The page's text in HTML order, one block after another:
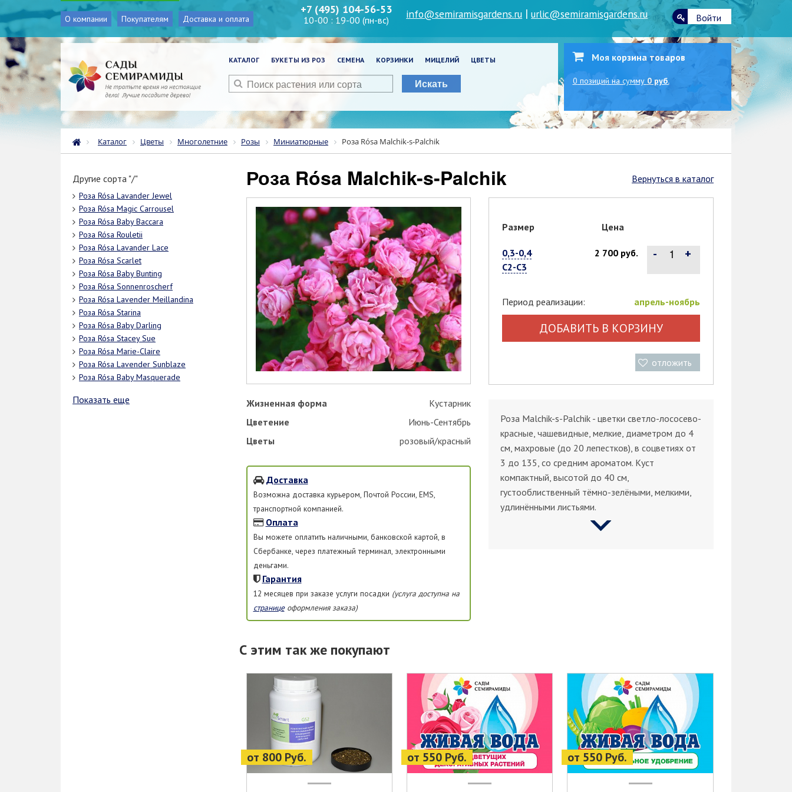
О компании Покупателям Доставка и оплата
+7 (495) 104-56-53
10-00 : 19-00 (пн-вс) info@semiramisgardens.ru |urlic@semiramisgardens.ru Войти
КАТАЛОГ БУКЕТЫ ИЗ РОЗ СЕМЕНА КОРЗИНКИ МИЦЕЛИЙ ЦВЕТЫ
Искать
Моя корзина товаров
0 позиций на сумму 0 руб.
Каталог Цветы Многолетние Розы Миниатюрные Роза Rósa Malchik-s-Palchik
Другие сорта "/"
Роза Rósa Lavander Jewel
Роза Rósa Magic Carrousel
Роза Rósa Baby Baccara
Роза Rósa Rouletii
Роза Rósa Lavander Lace
Роза Rósa Scarlet
Роза Rósa Baby Bunting
Роза Rósa Sonnenroscherf
Роза Rósa Lavender Meillandina
Роза Rósa Starina
Роза Rósa Baby Darling
Роза Rósa Stacey Sue
Роза Rósa Marie-Claire
Роза Rósa Lavender Sunblaze
Роза Rósa Baby Masquerade
Показать еще
Вернуться в каталог
Роза Rósa Malchik-s-Palchik
Жизненная форма
Кустарник
Цветение
Июнь-Сентябрь
Цветы
розовый/красный
Доставка
Возможна доставка курьером, Почтой России, EMS,
транспортной компанией.
Оплата
Вы можете оплатить наличными, банковской картой, в
Сбербанке, через платежный терминал, электронными
деньгами.
Гарантия
12 месяцев при заказе услуги посадки (услуга доступна на
страницеоформления заказа)
Размер Цена
0,3-0,4
С2-С3
2 700 руб. - +
Период реализации: апрель-ноябрь
ДОБАВИТЬ В КОРЗИНУ
отложить
Роза Malchik-s-Palchik - цветки светло-лососево-
красные, чашевидные, мелкие, диаметром до 4
см, махровые (до 20 лепестков), в соцветиях от
3 до 135, со средним ароматом. Куст
компактный, высотой до 40 см,
густооблиственный тёмно-зелёными, мелкими,
удлинёнными листьями.
С этим так же покупают
от 800 Руб. от 550 Руб. от 550 Руб.